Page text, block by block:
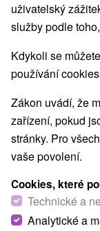
Vyberte
Obce a města
Piešťany(4)
VŠECHNY
uživatelský
služby podle
Kdykoli se
používání
Zákon uvádí, že
zařízení, pokud
stránky. Pro
vaše povolení.
Cookies, které
Technické a
Analytické a